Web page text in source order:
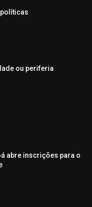
ou periferia
abre inscrições para o